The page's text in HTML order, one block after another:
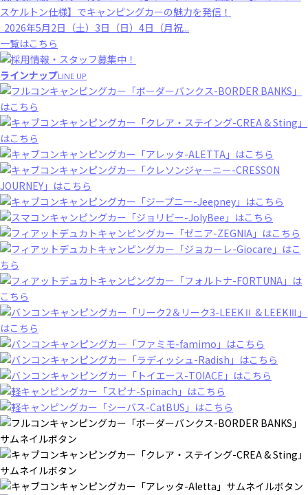
スケルトン仕様】でキャンピングカーの魅力を発信！
2026年5月2日（土）3日（日）4日（月祝...
一覧はこちら
ラインナップLINE UP